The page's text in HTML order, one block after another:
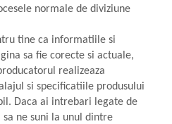
normale de diviziune
tine ca informatiile si
sa fie corecte si actuale,
realizeaza
si specificatiile produsului
Daca ai intrebari legate de
ne suni la unul dintre